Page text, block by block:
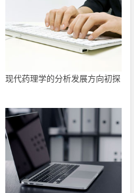
现代药理学的分析发展方向初探